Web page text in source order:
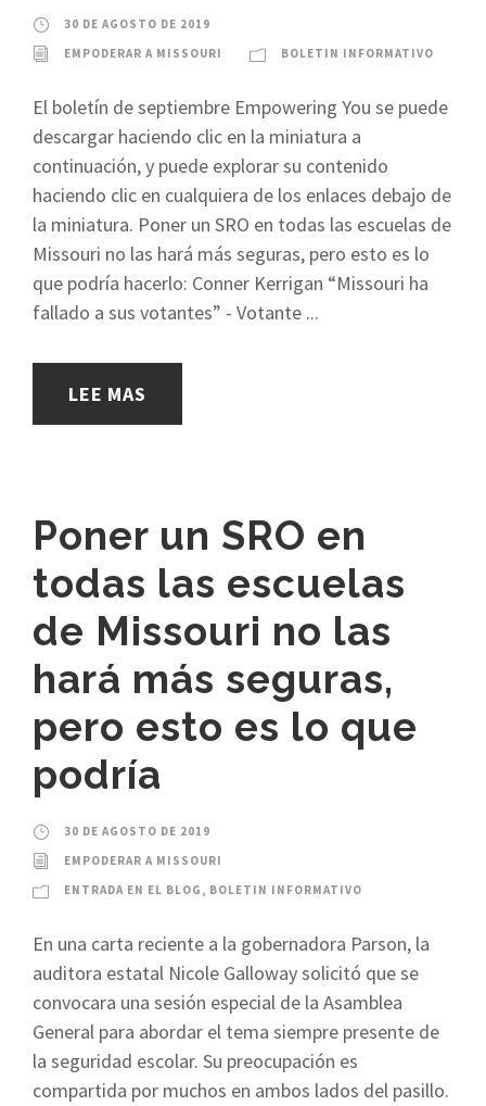
30 DE AGOSTO DE 2019
EMPODERAR A MISSOURI
BOLETIN INFORMATIVO
El boletín de septiembre Empowering You se puede
descargar haciendo clic en la miniatura a
continuación, y puede explorar su contenido
haciendo clic en cualquiera de los enlaces debajo de
la miniatura. Poner un SRO en todas las escuelas de
Missouri no las hará más seguras, pero esto es lo
que podría hacerlo: Conner Kerrigan “Missouri ha
fallado a sus votantes” - Votante ...
LEE MAS
Poner un SRO en
todas las escuelas
de Missouri no las
hará más seguras,
pero esto es lo que
podría
30 DE AGOSTO DE 2019
EMPODERAR A MISSOURI
ENTRADA EN EL BLOG , BOLETIN INFORMATIVO
En una carta reciente a la gobernadora Parson, la
auditora estatal Nicole Galloway solicitó que se
convocara una sesión especial de la Asamblea
General para abordar el tema siempre presente de
la seguridad escolar. Su preocupación es
compartida por muchos en ambos lados del pasillo.